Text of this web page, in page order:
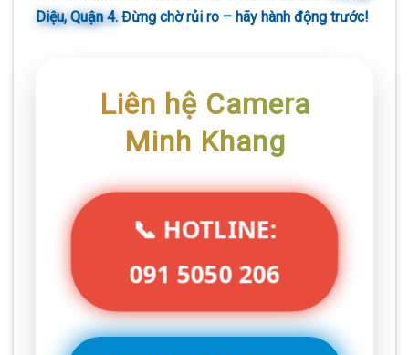
Diệu, Quận 4. Đừng chờ rủi ro – hãy hành động trước!
Liên hệ Camera
Minh Khang
📞 HOTLINE:
091 5050 206